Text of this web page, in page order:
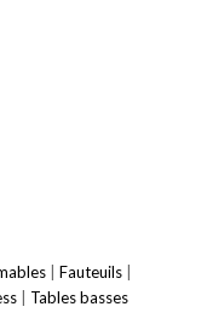
| Fauteuils|
| Tables basses